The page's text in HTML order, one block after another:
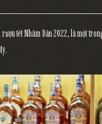
tết Nhâm Dần 2022, là một